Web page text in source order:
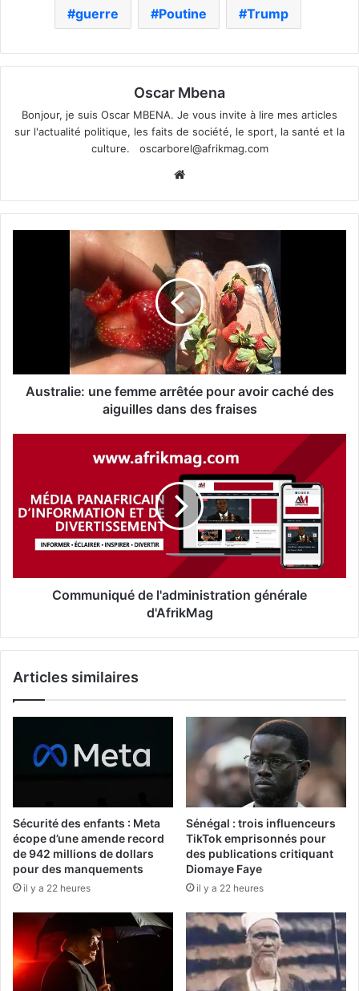
guerre Poutine Trump
Oscar Mbena
Bonjour, je suis Oscar MBENA. Je vous invite à lire mes articles
sur l'actualité politique, les faits de société, le sport, la santé et la
culture. oscarborel@afrikmag.com
Australie: une femme arrêtée pour avoir caché des
aiguilles dans des fraises
Communiqué de l'administration générale
d'AfrikMag
Articles similaires
Sécurité des enfants : Meta
écope d’une amende record
de 942 millions de dollars
pour des manquements
il y a 22 heures
Sénégal : trois influenceurs
TikTok emprisonnés pour
des publications critiquant
Diomaye Faye
il y a 22 heures